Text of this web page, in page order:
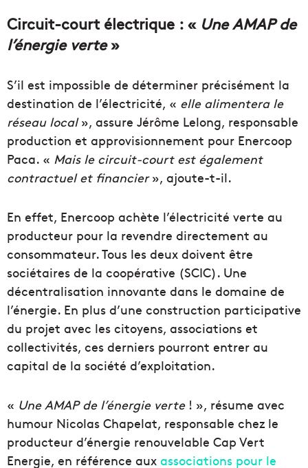
Circuit-court électrique : « Une AMAP de
l’énergie verte»
S’il est impossible de déterminer précisément la
destination de l’électricité, « elle alimentera le
réseau local», assure Jérôme Lelong, responsable
production et approvisionnement pour Enercoop
Paca. « Mais le circuit-court est également
contractuel et financier», ajoute-t-il.
En effet, Enercoop achète l’électricité verte au
producteur pour la revendre directement au
consommateur. Tous les deux doivent être
sociétaires de la coopérative (SCIC). Une
décentralisation innovante dans le domaine de
l’énergie. En plus d’une construction participative
du projet avec les citoyens, associations et
collectivités, ces derniers pourront entrer au
capital de la société d’exploitation.
« Une AMAP de l’énergie verte! », résume avec
humour Nicolas Chapelat, responsable chez le
producteur d’énergie renouvelable Cap Vert
Energie, en référence aux associations pour le